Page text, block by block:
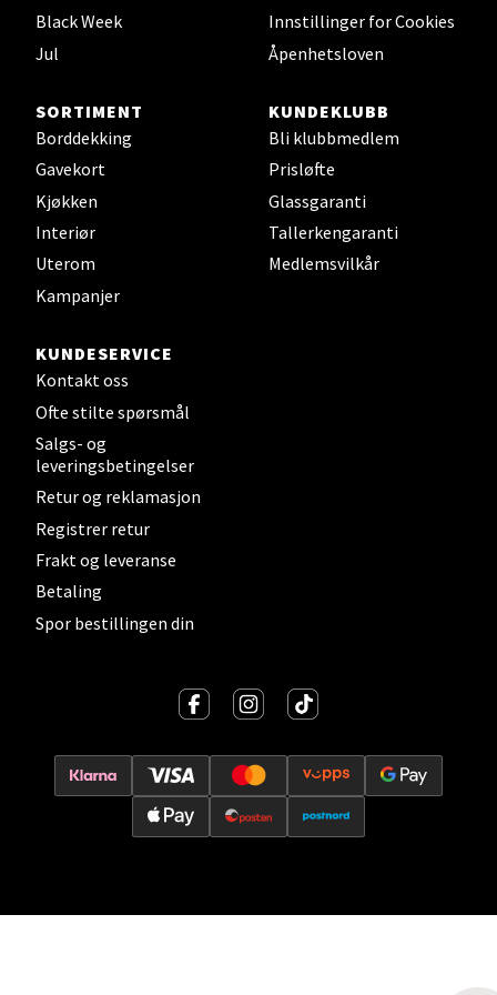
Black Week
Jul
Innstillinger for Cookies
Åpenhetsloven
SORTIMENT
Borddekking
Gavekort
Kjøkken
Interiør
Uterom
Kampanjer
KUNDEKLUBB
Bli klubbmedlem
Prisløfte
Glassgaranti
Tallerkengaranti
Medlemsvilkår
KUNDESERVICE
Kontakt oss
Ofte stilte spørsmål
Salgs- og
leveringsbetingelser
Retur og reklamasjon
Registrer retur
Frakt og leveranse
Betaling
Spor bestillingen din
0 i butikk
Leirvik - Stord
Åpent i dag 10-17
Oslo - Thon Senter Storo
Vitaminveien 7 - 9, 0485 Oslo
Åpent i dag 10-21
0 i butikk
Lillehammer - Strandtorget
Strandtorget, 2609 Lillehammer
Åpent i dag 09-20